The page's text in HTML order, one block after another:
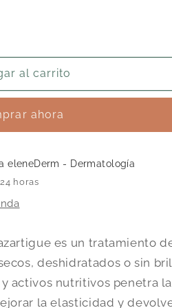
al carrito
ahora
eleneDerm - Dermatología
horas
es un tratamiento
deshidratados o sin
activos nutritivos penetra
la elasticidad y